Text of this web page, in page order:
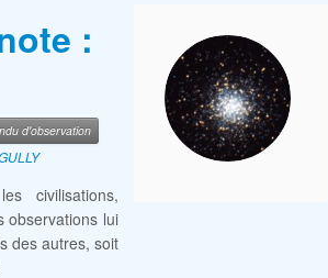
:
d'observation
civilisations,
observations lui
des autres, soit